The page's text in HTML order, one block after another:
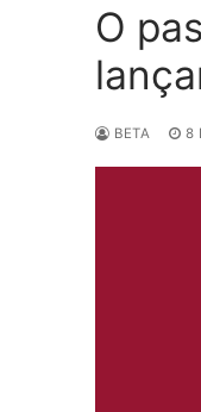
O
BETA 8